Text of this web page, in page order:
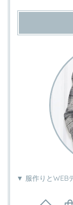
▼ 服作りとWEB